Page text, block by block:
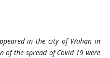
in the city of Wuhan in
of the spread of Covid-19 were